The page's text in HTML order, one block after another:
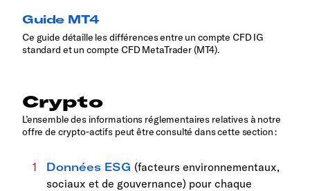
Guide MT4
Ce guide détaille les différences entre un compte CFD IG
standard et un compte CFD MetaTrader (MT4).
Crypto
L’ensemble des informations réglementaires relatives à notre
offre de crypto‑actifs peut être consulté dans cette section :
Données ESG (facteurs environnementaux,
sociaux et de gouvernance) pour chaque